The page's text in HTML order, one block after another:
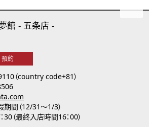
（country code+81）
間（12/31～1/3）
30（最終入店時間16：00）
館 五条店
預約